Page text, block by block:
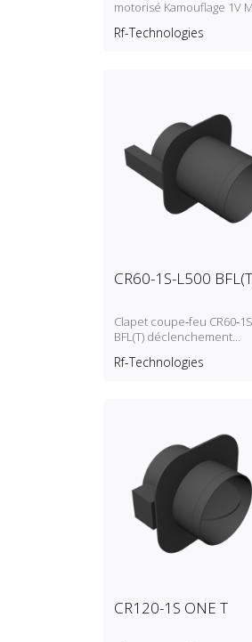
motorisé Kamouflage 1V
Rf-Technologies
CR60-1S-L500
Clapet coupe‑feu
BFL(T) déclenchement
thermique)
Rf-Technologies
CR120-1S ONE T